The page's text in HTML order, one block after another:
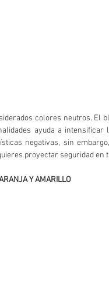
colores neutros. El
ayuda a
negativas, sin
proyectar seguridad en
Y AMARILLO